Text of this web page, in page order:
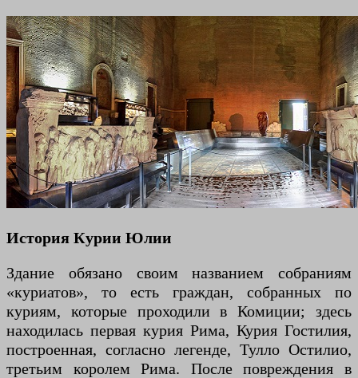
История Курии Юлии
Здание обязано своим названием собраниям
«куриатов», то есть граждан, собранных по
куриям, которые проходили в Комиции; здесь
находилась первая курия Рима, Курия Гостилия,
построенная, согласно легенде, Тулло Остилио,
третьим королем Рима. После повреждения в